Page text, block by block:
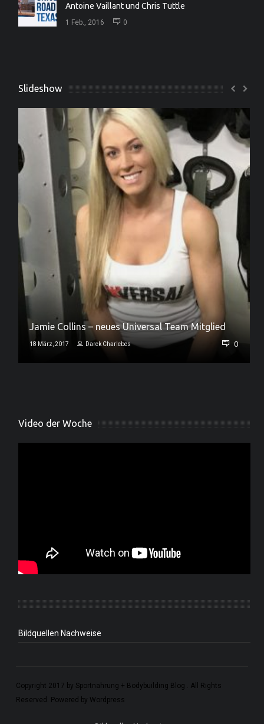
Antoine Vaillant und Chris Tuttle
1 Feb., 2016 0
Slideshow
Jamie Collins – neues Universal Team Mitglied
18 März, 2017 Darek Charlebes 0
Video der Woche
Bildquellen Nachweise
Copyright 2017 by Sportnahrung + Bodybuilding Blog . All Rights
Reserved. Powered by Wordpress